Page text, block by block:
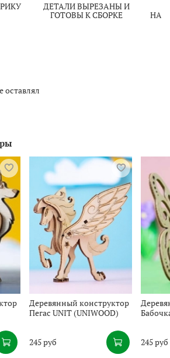
ДЕТАЛИ ВЫРЕЗАНЫ И
ГОТОВЫ К СБОРКЕ
оставлял
Деревянный конструктор
Пегас UNIT (UNIWOOD)
245 руб 245 руб